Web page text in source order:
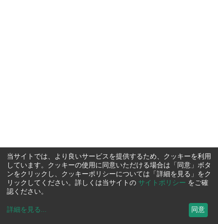
当サイトでは、より良いサービスを提供するため、クッキーを利用
しています。クッキーの使用に同意いただける場合は「同意」ボタ
ンをクリックし、クッキーポリシーについては「詳細を見る」をク
リックしてください。詳しくは当サイトの サイトポリシー をご確
認ください。
詳細を見る ... 同意